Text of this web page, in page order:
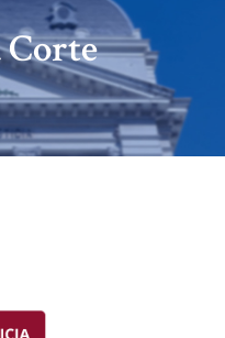
Corte